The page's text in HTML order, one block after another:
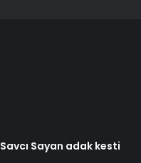
Sayan adak kesti